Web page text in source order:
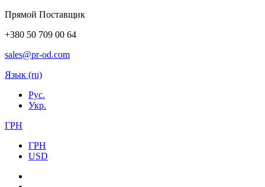
Прямой Поставщик
+380 50 709 00 64
sales@pr-od.com
Язык (ru)
Рус.
Укр.
ГРН
ГРН
USD